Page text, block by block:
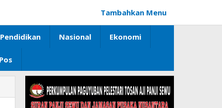
Tambahkan Menu
Pendidikan Nasional Ekonomi